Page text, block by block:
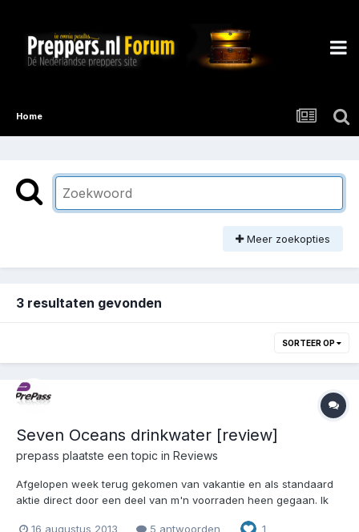
Home
Meer zoekopties
3 resultaten gevonden
SORTEER OP
Seven Oceans drinkwater [review]
prepass plaatste een topic in Reviews
Afgelopen week terug gekomen van vakantie en als standaard
aktie direct door een deel van m'n voorraden heen gegaan. Ik
16 augustus 2013 5 antwoorden 1